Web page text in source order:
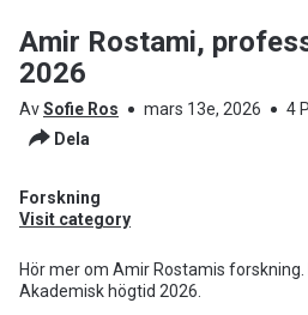
Amir Rostami,
2026
AvSofie Ros mars 13e, 2026
4
Dela
Forskning
Visit category
Hör mer om Amir Rostamis forskning.
Akademisk högtid 2026.